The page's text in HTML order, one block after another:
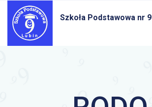
Szkoła Podstawowa nr 9